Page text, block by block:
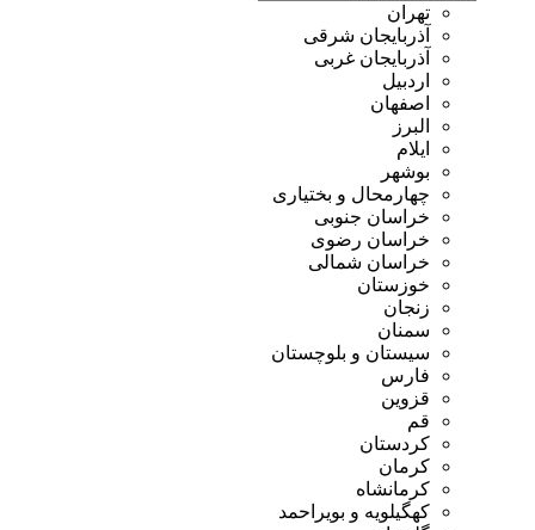
تهران
آذربایجان شرقی
آذربایجان غربی
اردبیل
اصفهان
البرز
ایلام
بوشهر
چهارمحال و بختیاری
خراسان جنوبی
خراسان رضوی
خراسان شمالی
خوزستان
زنجان
سمنان
سیستان و بلوچستان
فارس
قزوین
قم
کردستان
کرمان
کرمانشاه
کهگیلویه و بویراحمد